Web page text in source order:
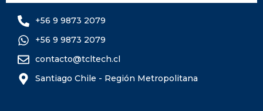
+56 9 9873 2079
+56 9 9873 2079
contacto@tcltech.cl
Santiago Chile - Región Metropolitana